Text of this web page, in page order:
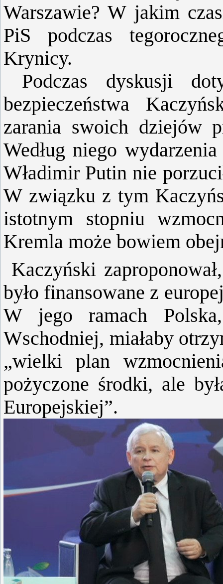
Warszawie? W jakim
PiS podczas
Krynicy.
Podczas dyskusji
bezpieczeństwa
zarania swoich dziejów
Według niego
Władimir Putin nie
W związku z tym
istotnym stopniu
Kremla może bowiem
Kaczyński
było finansowane z
W jego ramach
Wschodniej, miałaby
„wielki plan
pożyczone środki, ale
Europejskiej”.